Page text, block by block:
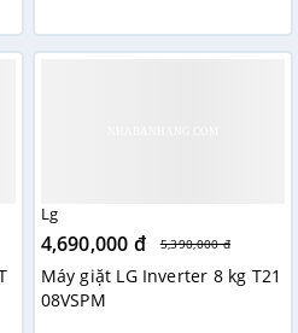
SV sở hữu lồng giặt kim
Lg
4,690,000 đ 5,390,000 đ
Máy giặt LG Inverter 8 kg T21
08VSPM